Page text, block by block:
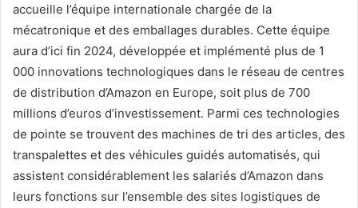
accueille l’équipe internationale chargée de la
mécatronique et des emballages durables. Cette équipe
aura d’ici fin 2024, développée et implémenté plus de 1
000 innovations technologiques dans le réseau de centres
de distribution d’Amazon en Europe, soit plus de 700
millions d’euros d’investissement. Parmi ces technologies
de pointe se trouvent des machines de tri des articles, des
transpalettes et des véhicules guidés automatisés, qui
assistent considérablement les salariés d’Amazon dans
leurs fonctions sur l’ensemble des sites logistiques de